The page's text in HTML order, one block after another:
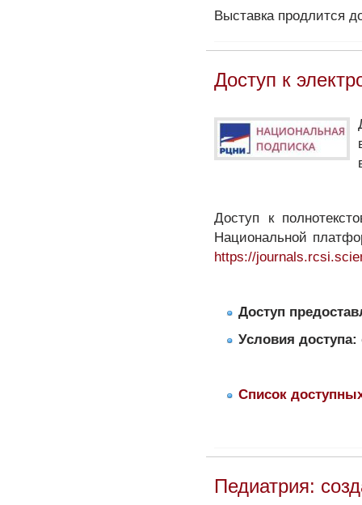
Выставка продлится
Доступ к
Доступ к
Национальной
https://
Доступ
Условия доступа:
Список
Педиатрия: